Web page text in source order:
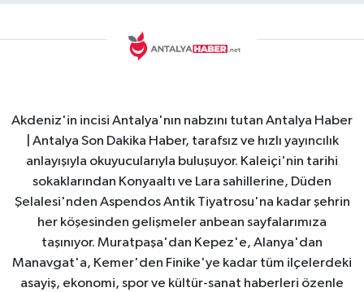
Akdeniz'in incisi Antalya'nın nabzını tutan Antalya Haber
| Antalya Son Dakika Haber, tarafsız ve hızlı yayıncılık
anlayışıyla okuyucularıyla buluşuyor. Kaleiçi'nin tarihi
sokaklarından Konyaaltı ve Lara sahillerine, Düden
Şelalesi'nden Aspendos Antik Tiyatrosu'na kadar şehrin
her köşesinden gelişmeler anbean sayfalarımıza
taşınıyor. Muratpaşa'dan Kepez'e, Alanya'dan
Manavgat'a, Kemer'den Finike'ye kadar tüm ilçelerdeki
asayiş, ekonomi, spor ve kültür-sanat haberleri özenle